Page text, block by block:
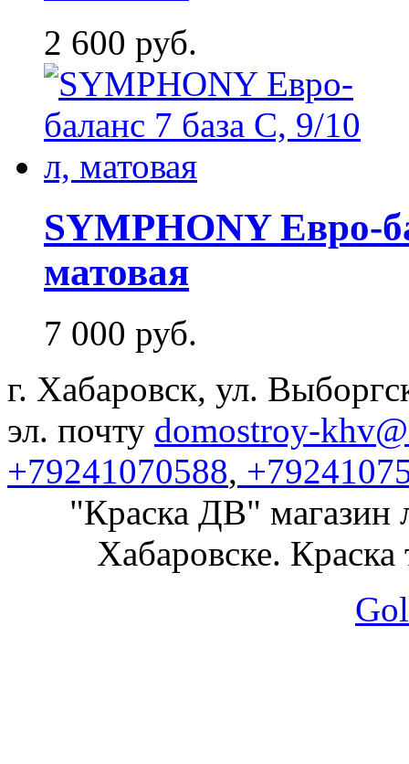
2 600 руб.
SYMPHONY Евро-
матовая
7 000 руб.
г. Хабаровск, ул.
эл. почту domostroy-
+79241070588,
"Краска ДВ" магазин
Хабаровске. Краска